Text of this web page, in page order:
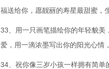
福送给你，愿靓丽的寿星最甜蜜，
33、用一只画笔描绘你的年轻貌
爱，用一滴浓墨写出你的阳光心情
34、祝你像三岁小孩一样拥有简